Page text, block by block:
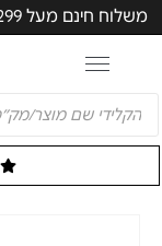
משלוח חינם מעל ₪299